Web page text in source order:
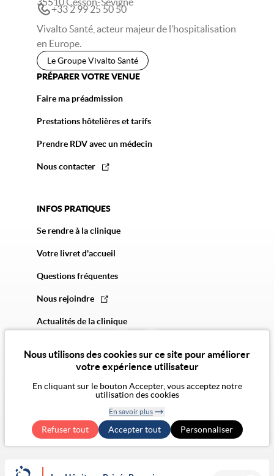
Nous utilisons des cookies sur ce site pour améliorer
votre expérience utilisateur
En cliquant sur le bouton Accepter, vous acceptez notre
utilisation des cookies
En savoir plus
Refuser tout Accepter tout
Retirer le
consentementPersonnaliser
+33 2 99 25 50 50
Vivalto Santé, acteur majeur de l’hospitalisation
en Europe.
Le Groupe Vivalto Santé
PRÉPARER VOTRE VENUE
Faire ma préadmission
Prestations hôtelières et tarifs
Prendre RDV avec un médecin
Nous contacter
INFOS PRATIQUES
Se rendre à la clinique
Votre livret d'accueil
Questions fréquentes
Nous rejoindre
Actualités de la clinique
Politique de confidentialitéPolitique des cookies
Exercer mes droits RGPD
Accessibilité Numérique : non conforme